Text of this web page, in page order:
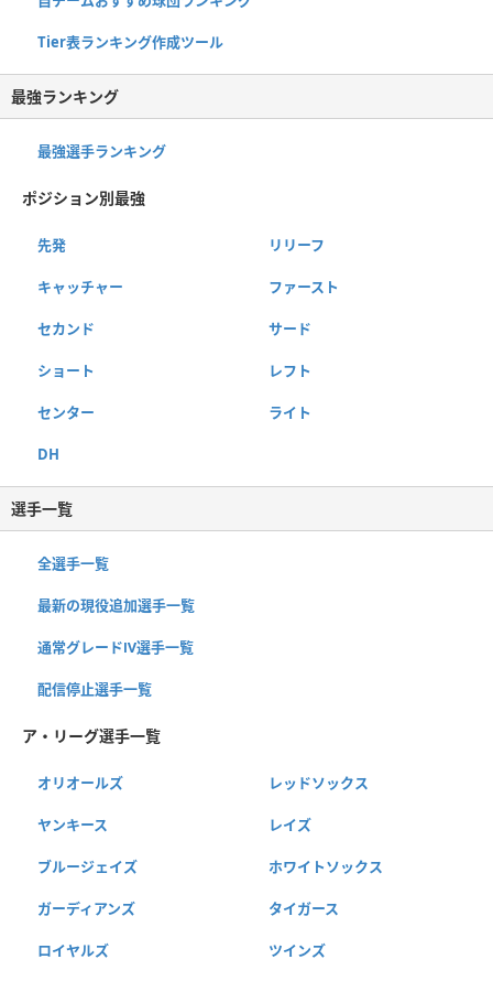
Tier表ランキング作成ツール
最強ランキング
最強選手ランキング
ポジション別最強
先発 リリーフ
キャッチャー ファースト
セカンド サード
ショート レフト
センター ライト
DH
選手一覧
全選手一覧
最新の現役追加選手一覧
通常グレードⅣ選手一覧
配信停止選手一覧
ア・リーグ選手一覧
オリオールズ レッドソックス
ヤンキース レイズ
ブルージェイズ ホワイトソックス
ガーディアンズ タイガース
ロイヤルズ ツインズ